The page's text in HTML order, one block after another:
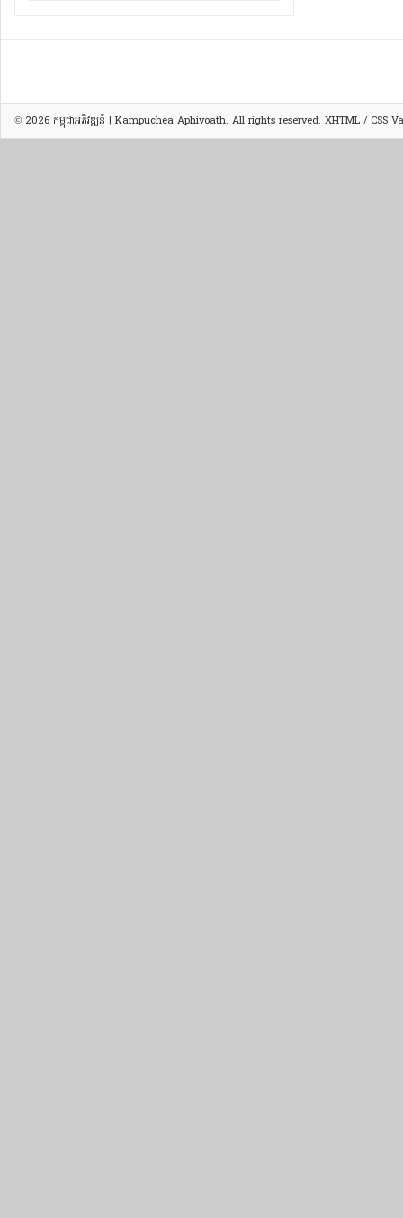
© 2026 កម្ពុជាអភិវឌ្ឍន៍ | Kampuchea Aphivoath. All rights reserved. XHTML / CSS